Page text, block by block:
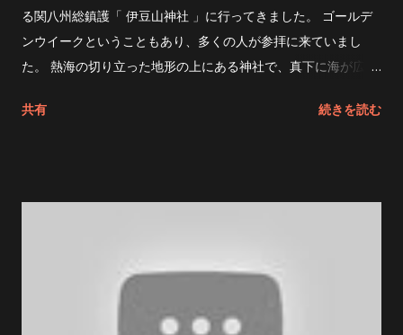
る関八州総鎮護「 伊豆山神社 」に行ってきました。 ゴールデ
ンウイークということもあり、多くの人が参拝に来ていまし
た。 熱海の切り立った地形の上にある神社で、真下に海が広が
上に上がると本殿があります。 伊豆山神社の守り神「赤白二
の「白山神社」縁結びの神様を奉る「結明神社」があり、山道
なのでスニーカーで行くことをオススメします。 本殿右脇に本
宮までの参道があり、上の写真のような案内板が設置されてい
共有 続きを読む